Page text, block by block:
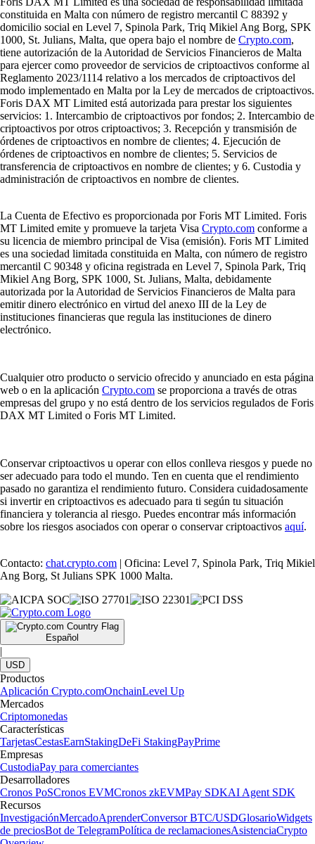
constituida en Malta con número de registro mercantil C 88392 y
domicilio social en Level 7, Spinola Park, Triq Mikiel Ang Borg, SPK
1000, St. Julians, Malta, que opera bajo el nombre de Crypto.com,
tiene autorización de la Autoridad de Servicios Financieros de Malta
para ejercer como proveedor de servicios de criptoactivos conforme al
Reglamento 2023/1114 relativo a los mercados de criptoactivos del
modo implementado en Malta por la Ley de mercados de criptoactivos.
Foris DAX MT Limited está autorizada para prestar los siguientes
servicios: 1. Intercambio de criptoactivos por fondos; 2. Intercambio de
criptoactivos por otros criptoactivos; 3. Recepción y transmisión de
órdenes de criptoactivos en nombre de clientes; 4. Ejecución de
órdenes de criptoactivos en nombre de clientes; 5. Servicios de
transferencia de criptoactivos en nombre de clientes; y 6. Custodia y
administración de criptoactivos en nombre de clientes.
La Cuenta de Efectivo es proporcionada por Foris MT Limited. Foris
MT Limited emite y promueve la tarjeta Visa Crypto.com conforme a
su licencia de miembro principal de Visa (emisión). Foris MT Limited
es una sociedad limitada constituida en Malta, con número de registro
mercantil C 90348 y oficina registrada en Level 7, Spinola Park, Triq
Mikiel Ang Borg, SPK 1000, St. Julians, Malta, debidamente
autorizada por la Autoridad de Servicios Financieros de Malta para
emitir dinero electrónico en virtud del anexo III de la Ley de
instituciones financieras que regula las instituciones de dinero
electrónico.
Cualquier otro producto o servicio ofrecido y anunciado en esta página
web o en la aplicación Crypto.com se proporciona a través de otras
empresas del grupo y no está dentro de los servicios regulados de Foris
DAX MT Limited o Foris MT Limited.
Conservar criptoactivos u operar con ellos conlleva riesgos y puede no
ser adecuado para todo el mundo. Ten en cuenta que el rendimiento
pasado no garantiza el rendimiento futuro. Considera cuidadosamente
si invertir en criptoactivos es adecuado para ti según tu situación
financiera y tolerancia al riesgo. Puedes encontrar más información
sobre los riesgos asociados con operar o conservar criptoactivos aquí.
Contacto: chat.crypto.com | Oficina: Level 7, Spinola Park, Triq Mikiel
Ang Borg, St Julians SPK 1000 Malta.
Español
|
USD
Productos
Aplicación Crypto.comOnchainLevel Up
Mercados
Criptomonedas
Características
TarjetasCestasEarnStakingDeFi StakingPayPrime
Empresas
CustodiaPay para comerciantes
Desarrolladores
Cronos PoSCronos EVMCronos zkEVMPay SDKAI Agent SDK
Recursos
InvestigaciónMercadoAprenderConversor BTC/USDGlosarioWidgets
de preciosBot de TelegramPolítica de reclamacionesAsistenciaCrypto